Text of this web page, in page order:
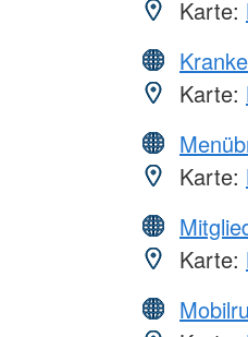
Karte:
Karte:
Karte:
Karte: